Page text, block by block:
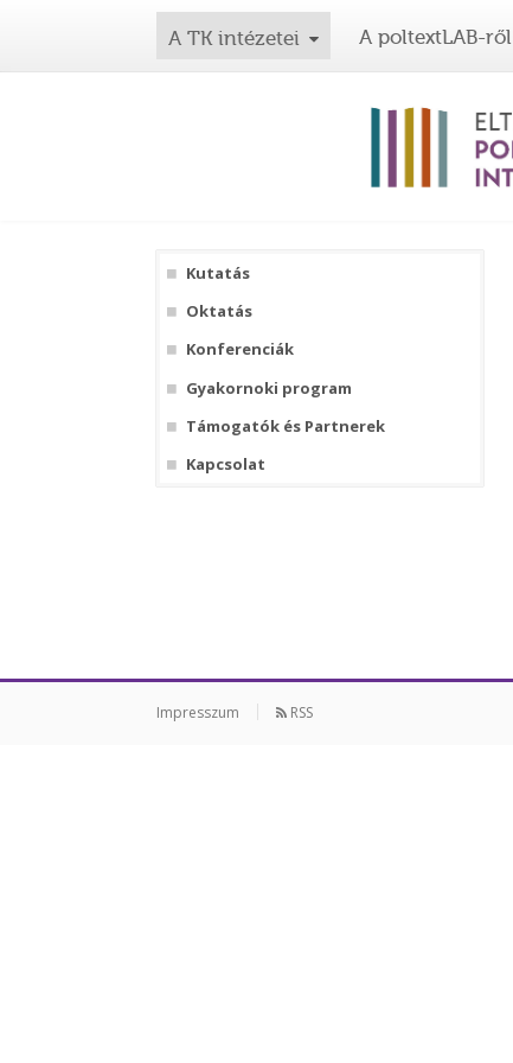
A TK intézetei A poltextLAB-ről
Kutatás
Oktatás
Konferenciák
Gyakornoki program
Támogatók és Partnerek
Kapcsolat
Impresszum RSS